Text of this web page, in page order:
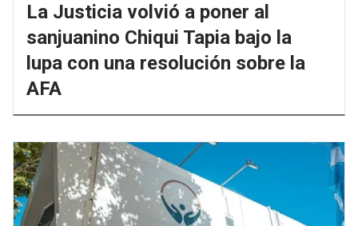
La Justicia volvió a poner al
sanjuanino Chiqui Tapia bajo la
lupa con una resolución sobre la
AFA